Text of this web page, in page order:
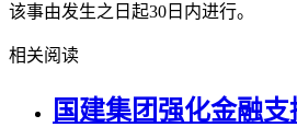
该事由发生之日起30日内进行。
相关阅读
国建集团强化金融